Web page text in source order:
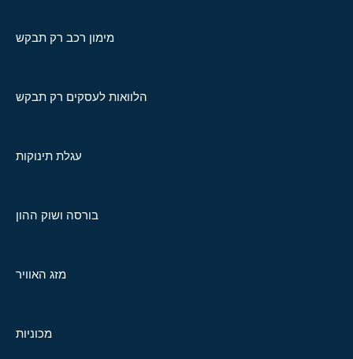
מימון רכב רק תבקש
הלוואות לעסקים רק תבקש
עגלת תינוקות
בורסה ושוק ההון
מזג האוויר
מכוניות